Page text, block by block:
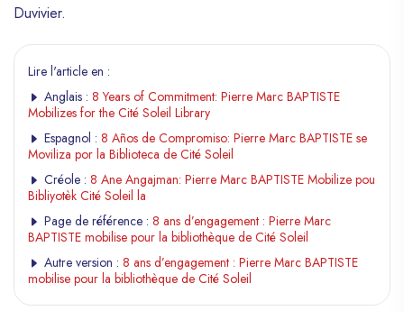
Duvivier.
Lire l'article en :
Anglais : 8 Years of Commitment: Pierre Marc BAPTISTE
Mobilizes for the Cité Soleil Library
Espagnol : 8 Años de Compromiso: Pierre Marc BAPTISTE se
Moviliza por la Biblioteca de Cité Soleil
Créole : 8 Ane Angajman: Pierre Marc BAPTISTE Mobilize pou
Bibliyotèk Cité Soleil la
Page de référence : 8 ans d’engagement : Pierre Marc
BAPTISTE mobilise pour la bibliothèque de Cité Soleil
Autre version : 8 ans d’engagement : Pierre Marc BAPTISTE
mobilise pour la bibliothèque de Cité Soleil